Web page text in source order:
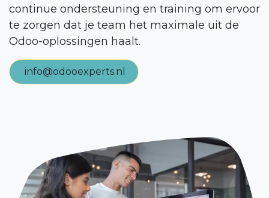
continue ondersteuning en training om ervoor
te zorgen dat je team het maximale uit de
Odoo-oplossingen haalt.
info@odooexperts.nl